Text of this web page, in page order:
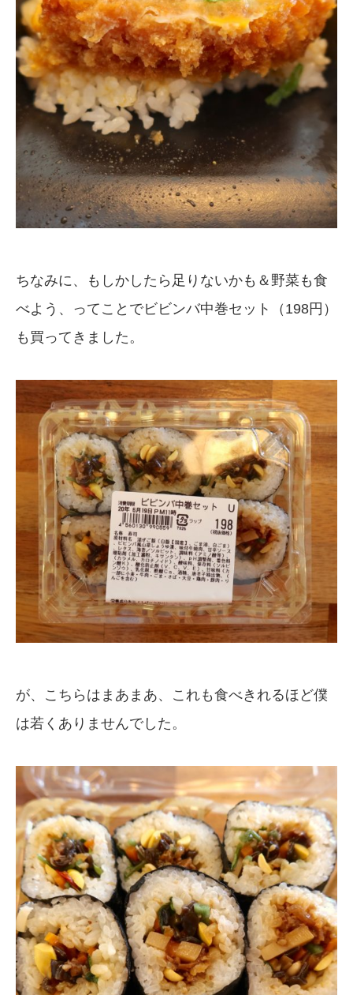
ちなみに、もしかしたら足りないかも＆野菜も食
べよう、ってことでビビンバ中巻セット（198円）
も買ってきました。
が、こちらはまあまあ、これも食べきれるほど僕
は若くありませんでした。